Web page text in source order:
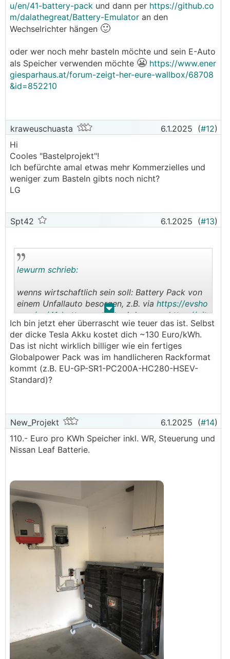
u/en/41-battery-pack und dann per https://github.co
m/dalathegreat/Battery-Emulator an den
Wechselrichter hängen 🙂
oder wer noch mehr basteln möchte und sein E-Auto
als Speicher verwenden möchte 😬 https://www.ener
giesparhaus.at/forum-zeigt-her-eure-wallbox/68708
&id=852210
kraweuschuasta 6.1.2025 (#12)
Hi
Cooles "Bastelprojekt"!
Ich befürchte amal etwas mehr Kommerzielles und
weniger zum Basteln gibts noch nicht?
LG
Spt42 6.1.2025 (#13)
. .
lewurm schrieb:
wenns wirtschaftlich sein soll: Battery Pack von
einem Unfallauto besorgen, z.B. via https://evsho
p.eu/en/41-battery-packund dann perhttps://git
hub.com/dalathegreat/Battery-Emulatoran den
Wechselrichter hängen🙂
Ich bin jetzt eher überrascht wie teuer das ist. Selbst
der dicke Tesla Akku kostet dich ~130 Euro/kWh.
Das ist nicht wirklich billiger wie ein fertiges
Globalpower Pack was im handlicheren Rackformat
kommt (z.B. EU-GP-SR1-PC200A-HC280-HSEV-
Standard)?
New_Projekt 6.1.2025 (#14)
110.- Euro pro KWh Speicher inkl. WR, Steuerung und
Nissan Leaf Batterie.